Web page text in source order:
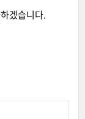
겠습니다.